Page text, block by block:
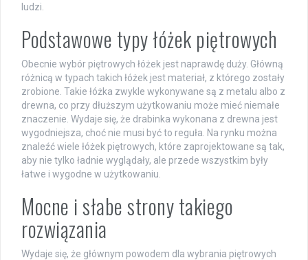
ludzi.
Podstawowe typy łóżek piętrowych
Obecnie wybór piętrowych łóżek jest naprawdę duży. Główną
różnicą w typach takich łóżek jest materiał, z którego zostały
zrobione. Takie łóżka zwykle wykonywane są z metalu albo z
drewna, co przy dłuższym użytkowaniu może mieć niemałe
znaczenie. Wydaje się, że drabinka wykonana z drewna jest
wygodniejsza, choć nie musi być to reguła. Na rynku można
znaleźć wiele łóżek piętrowych, które zaprojektowane są tak,
aby nie tylko ładnie wyglądały, ale przede wszystkim były
łatwe i wygodne w użytkowaniu.
Mocne i słabe strony takiego
rozwiązania
Wydaje się, że głównym powodem dla wybrania piętrowych